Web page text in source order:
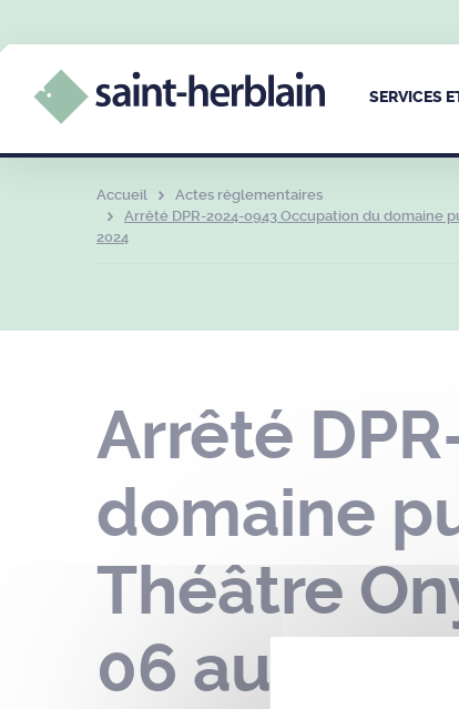
SERVICES
Accueil
Actes réglementaires
Arrêté DPR-2024-0943 Occupation du domaine
2024
Arrêté
domaine
Théâtre
06 au 26